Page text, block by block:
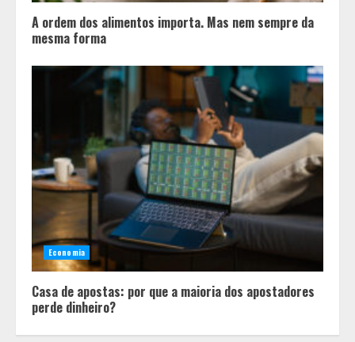
A ordem dos alimentos importa. Mas nem sempre da
mesma forma
Economia
Casa de apostas: por que a maioria dos apostadores
perde dinheiro?